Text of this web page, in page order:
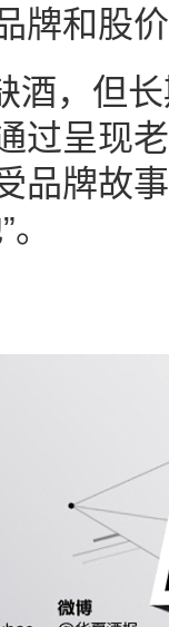
牌和股
酒，但
过呈现
品牌故